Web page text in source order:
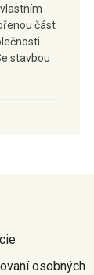
část
stavbou
osobných